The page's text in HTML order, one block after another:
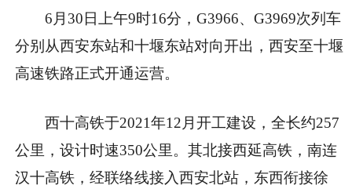
6月30日上午9时16分，G3966、G3969次列车
分别从西安东站和十堰东站对向开出，西安至十堰
高速铁路正式开通运营。
西十高铁于2021年12月开工建设，全长约257
公里，设计时速350公里。其北接西延高铁，南连
汉十高铁，经联络线接入西安北站，东西衔接徐